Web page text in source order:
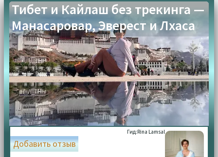
Тибет и Кайлаш без трекинга —
Манасаровар, Эверест и Лхаса
Гид:Rina Lamsal
Добавить отзыв